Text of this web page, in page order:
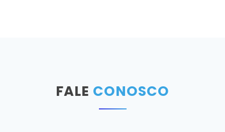
FALE CONOSCO